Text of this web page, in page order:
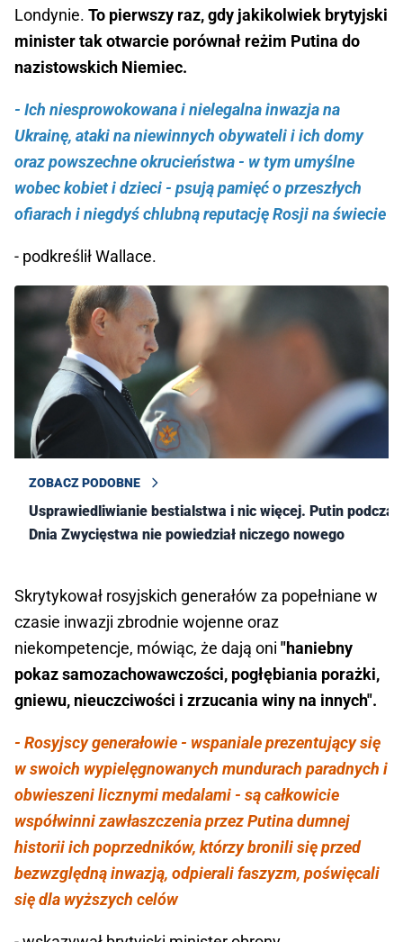
Londynie. To pierwszy raz, gdy jakikolwiek brytyjski
minister tak otwarcie porównał reżim Putina do
nazistowskich Niemiec.
- Ich niesprowokowana i nielegalna inwazja na
Ukrainę, ataki na niewinnych obywateli i ich domy
oraz powszechne okrucieństwa - w tym umyślne
wobec kobiet i dzieci - psują pamięć o przeszłych
ofiarach i niegdyś chlubną reputację Rosji na świecie
- podkreślił Wallace.
ZOBACZ PODOBNE
Usprawiedliwianie bestialstwa i nic więcej. Putin podczas
Dnia Zwycięstwa nie powiedział niczego nowego
Skrytykował rosyjskich generałów za popełniane w
czasie inwazji zbrodnie wojenne oraz
niekompetencje, mówiąc, że dają oni "haniebny
pokaz samozachowawczości, pogłębiania porażki,
gniewu, nieuczciwości i zrzucania winy na innych".
- Rosyjscy generałowie - wspaniale prezentujący się
w swoich wypielęgnowanych mundurach paradnych i
obwieszeni licznymi medalami - są całkowicie
współwinni zawłaszczenia przez Putina dumnej
historii ich poprzedników, którzy bronili się przed
bezwzględną inwazją, odpierali faszyzm, poświęcali
się dla wyższych celów